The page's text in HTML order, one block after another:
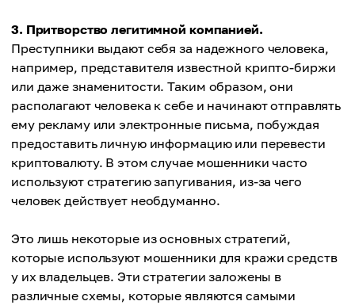
3. Притворство легитимной компанией.
Преступники выдают себя за надежного человека,
например, представителя известной крипто-биржи
или даже знаменитости. Таким образом, они
располагают человека к себе и начинают отправлять
ему рекламу или электронные письма, побуждая
предоставить личную информацию или перевести
криптовалюту. В этом случае мошенники часто
используют стратегию запугивания, из-за чего
человек действует необдуманно.
Это лишь некоторые из основных стратегий,
которые используют мошенники для кражи средств
у их владельцев. Эти стратегии заложены в
различные схемы, которые являются самыми